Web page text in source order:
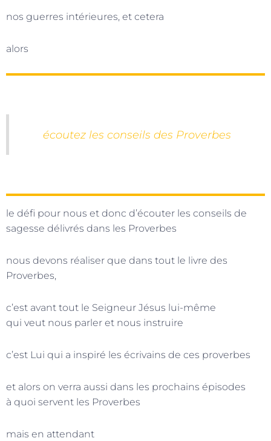
nos guerres intérieures, et cetera
alors
écoutez les conseils des Proverbes
le défi pour nous et donc d’écouter les conseils de
sagesse délivrés dans les Proverbes
nous devons réaliser que dans tout le livre des
Proverbes,
c’est avant tout le Seigneur Jésus lui-même
qui veut nous parler et nous instruire
c’est Lui qui a inspiré les écrivains de ces proverbes
et alors on verra aussi dans les prochains épisodes
à quoi servent les Proverbes
mais en attendant